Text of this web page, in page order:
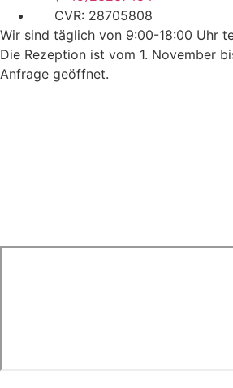
CVR: 28705808
Wir sind täglich von 9:00-18:00 Uhr
Die Rezeption ist vom 1. November
Anfrage geöffnet.